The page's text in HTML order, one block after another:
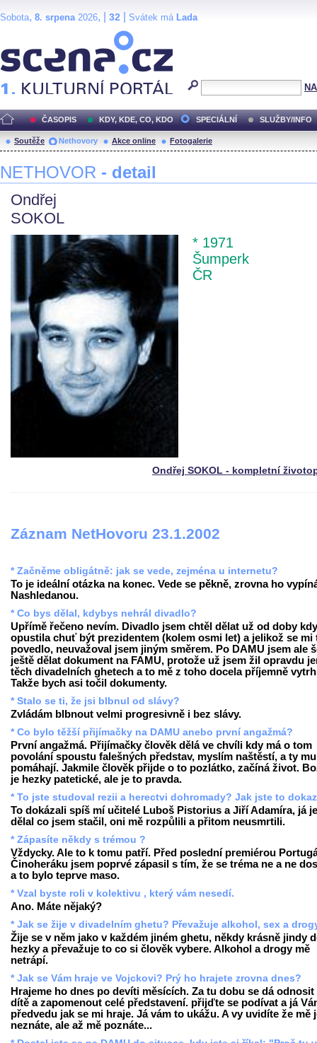
Sobota, 8. srpena2026, | 32 Svátek má Lada
ČASOPIS KDY, KDE, CO, KDO SPECIÁLNÍ SLUŽBY/INFO
Soutěže Nethovory Akce online Fotogalerie
NETHOVOR - detail
Ondřej
SOKOL
* 1971
Šumperk
ČR
Ondřej SOKOL - kompletní
Záznam NetHovoru 23.1.2002
* Začněme obligátně: jak se vede, zejména u internetu?
To je ideální otázka na konec. Vede se pěkně, zrovna ho
Nashledanou.
* Co bys dělal, kdybys nehrál divadlo?
Upřímě řečeno nevím. Divadlo jsem chtěl dělat už od doby
opustila chuť být prezidentem (kolem osmi let) a jelikož se mi
povedlo, neuvažoval jsem jiným směrem. Po DAMU jsem ale
ještě dělat dokument na FAMU, protože už jsem žil opravdu
těch divadelních ghetech a to mě z toho docela příjemně
Takže bych asi točil dokumenty.
* Stalo se ti, že jsi blbnul od slávy?
Zvládám blbnout velmi progresivně i bez slávy.
* Co bylo těžší přijímačky na DAMU anebo první angažmá?
První angažmá. Přijímačky člověk dělá ve chvíli kdy má o tom
povolání spoustu falešných představ, myslím naštěstí, a ty
pomáhají. Jakmile člověk přijde o to pozlátko, začíná život.
je hezky patetické, ale je to pravda.
* To jste studoval rezii a herectvi dohromady? Jak jste to
To dokázali spíš mí učitelé Luboš Pistorius a Jiří Adamíra, já
dělal co jsem stačil, oni mě rozpůlili a přitom neusmrtili.
* Zápasíte někdy s trémou ?
Vždycky. Ale to k tomu patří. Před poslední premiérou
Činoheráku jsem poprvé zápasil s tím, že se tréma ne a ne
a to bylo teprve maso.
* Vzal byste roli v kolektivu , který vám nesedí.
Ano. Máte nějaký?
* Jak se žije v divadelním ghetu? Převažuje alkohol, sex a
Žije se v něm jako v každém jiném ghetu, někdy krásně jindy
hezky a převažuje to co si člověk vybere. Alkohol a drogy mě
netrápí.
* Jak se Vám hraje ve Vojckovi? Prý ho hrajete zrovna dnes?
Hrajeme ho dnes po devíti měsících. Za tu dobu se dá odnosit
dítě a zapomenout celé představení. přijďte se podívat a já
předvedu jak se mi hraje. Já vám to ukážu. A vy uvidíte že mě
neznáte, ale až mě poznáte...